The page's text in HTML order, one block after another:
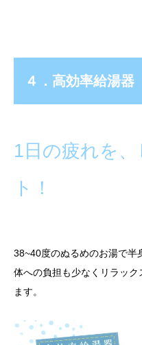
４．高効率給湯器
1日の疲れを
ト！
38~40度のぬるめのお湯で半
体への負担も少なくリラッ
ます。